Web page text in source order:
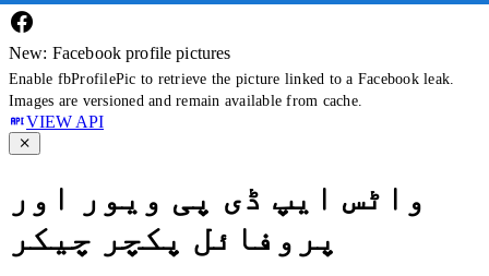
New: Facebook profile pictures
Enable fbProfilePic to retrieve the picture linked to a Facebook leak.
Images are versioned and remain available from cache.
VIEW API
واٹس ایپ ڈی پی ویور اور
پروفائل پکچر چیکر